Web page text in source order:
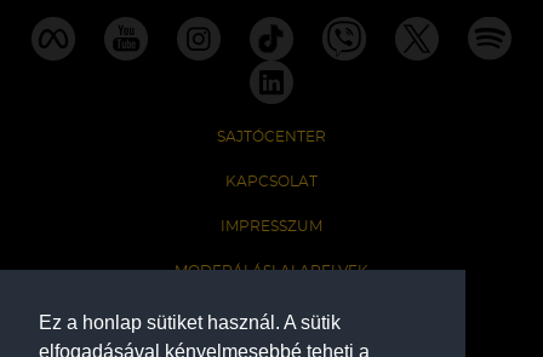
Ez a honlap sütiket használ. A sütik
elfogadásával kényelmesebbé teheti a
SAJTÓCENTER
KAPCSOLAT
IMPRESSZUM
MODERÁLÁSI ALAPELVEK
HONLAP ADATKEZELÉSI TÁJÉKOZTATÓ